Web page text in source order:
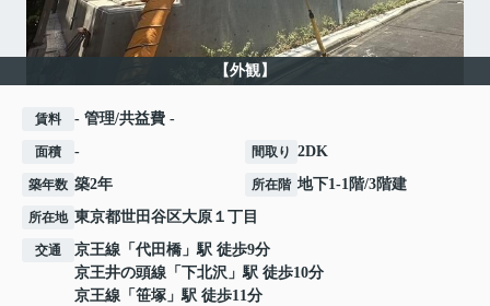
【外観】
賃料 - 管理/共益費 -
面積 - 間取り 2DK
築年数 築2年 所在階 地下1-1階/3階建
所在地 東京都世田谷区大原 １丁目
交通 京王線 「 代田橋 」駅 徒歩9分
京王井の頭線 「 下北沢 」駅 徒歩10分
京王線 「 笹塚 」駅 徒歩11分